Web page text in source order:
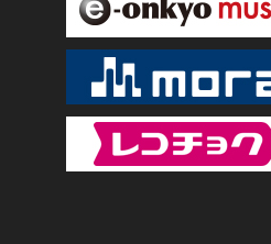
ノ）
有賀誠門と打楽器アンサンブル
牧山純子ニュープロジェクト
ドミニク・ヴィス
菊地雅章
森園勝敏